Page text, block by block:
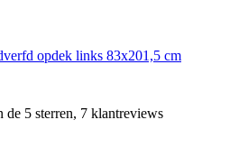
opdek links 83x201,5 cm
de 5 sterren, 7 klantreviews